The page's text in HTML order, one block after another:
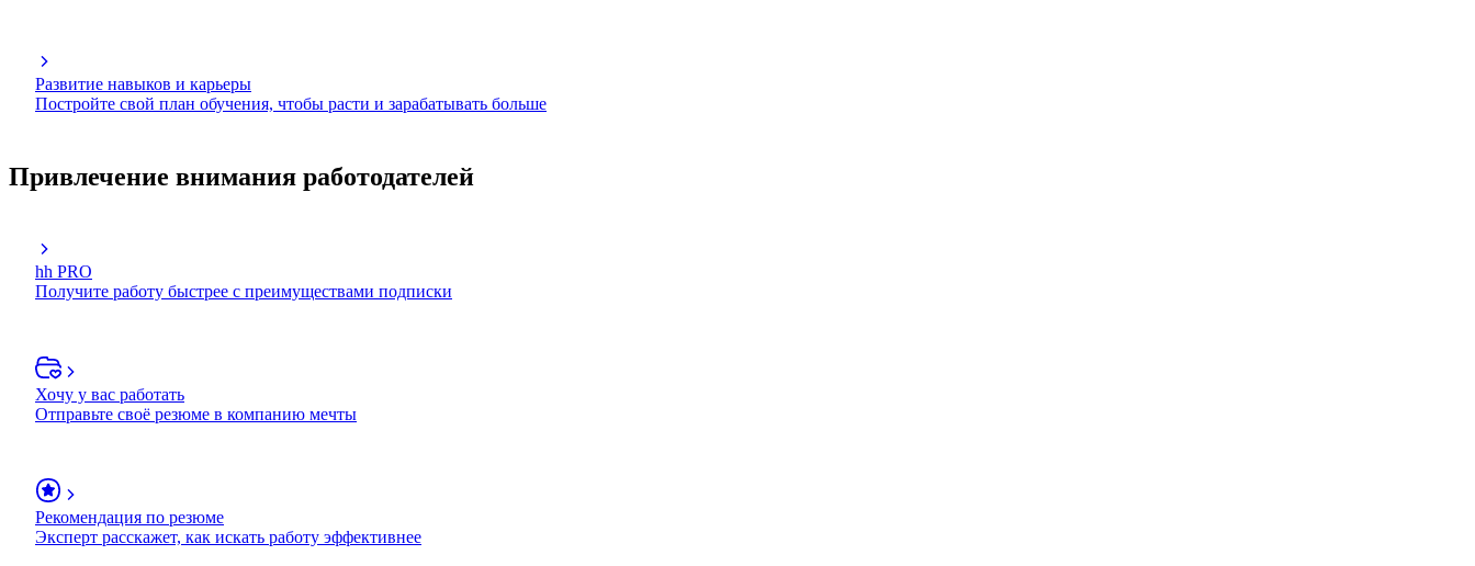
Развитие навыков и карьеры
Постройте свой план обучения, чтобы расти и зарабатывать больше
Привлечение внимания работодателей
hh PRO
Получите работу быстрее с преимуществами подписки
Хочу у вас работать
Отправьте своё резюме в компанию мечты
Рекомендация по резюме
Эксперт расскажет, как искать работу эффективнее